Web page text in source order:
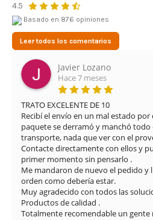
4.5
Basado en 876 opiniones
Leer todos los comentarios
pedidos del
caja debido al
desde el
con todo en
facilitaron
Muy buena
excelente desde el
solución rápida y
réplica,
en todo momento.
El envío fue muy
los detalles:
explicando el
también ha sido
Sin duda, una
al cliente y la